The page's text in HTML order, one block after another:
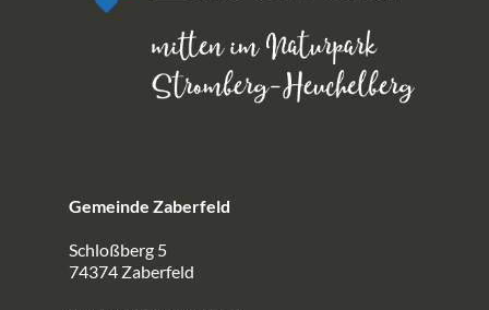
Gemeinde Zaberfeld
Schloßberg 5
74374 Zaberfeld